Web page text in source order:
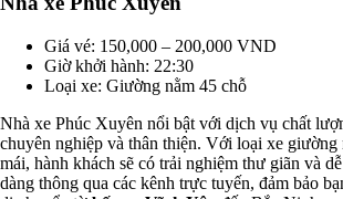
Giá vé: 150,000 – 200,000 VND
Giờ khởi hành: 22:30
Loại xe: Giường nằm 45 chỗ
Nhà xe Phúc Xuyên nổi bật với dịch vụ chất
chuyên nghiệp và thân thiện. Với loại xe giường
mái, hành khách sẽ có trải nghiệm thư giãn và
dàng thông qua các kênh trực tuyến, đảm bảo